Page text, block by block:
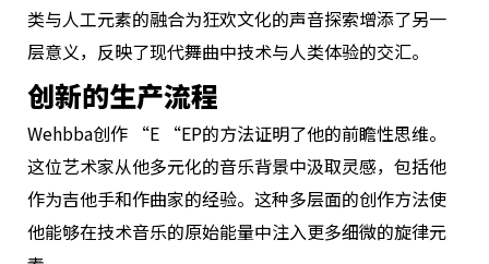
类与人工元素的融合为狂欢文化的声音探索增添了另一
层意义，反映了现代舞曲中技术与人类体验的交汇。
创新的生产流程
Wehbba创作 “E “EP的方法证明了他的前瞻性思维。
这位艺术家从他多元化的音乐背景中汲取灵感，包括他
作为吉他手和作曲家的经验。这种多层面的创作方法使
他能够在技术音乐的原始能量中注入更多细微的旋律元